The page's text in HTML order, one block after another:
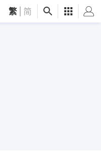
繁 简